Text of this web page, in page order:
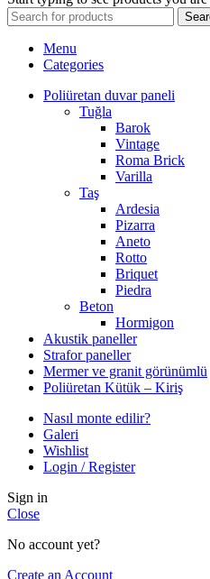
Menu
Categories
Poliüretan duvar paneli
Tuğla
Barok
Vintage
Roma Brick
Varilla
Taş
Ardesia
Pizarra
Aneto
Rotto
Briquet
Piedra
Beton
Hormigon
Akustik paneller
Strafor paneller
Mermer ve granit görünümlü
Poliüretan Kütük – Kiriş
Nasıl monte edilir?
Galeri
Wishlist
Login / Register
Sign in
Close
No account yet?
Create an Account